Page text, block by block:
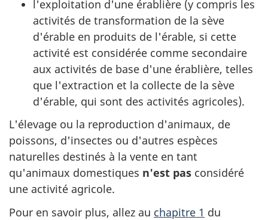
l'exploitation d'une érablière (y compris les
activités de transformation de la sève
d'érable en produits de l'érable, si cette
activité est considérée comme secondaire
aux activités de base d'une érablière, telles
que l'extraction et la collecte de la sève
d'érable, qui sont des activités agricoles).
L'élevage ou la reproduction d'animaux, de
poissons, d'insectes ou d'autres espèces
naturelles destinés à la vente en tant
qu'animaux domestiques n'est pas considéré
une activité agricole.
Pour en savoir plus, allez au chapitre 1 du